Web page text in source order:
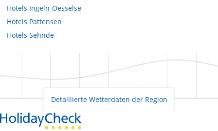
Hotels Ingeln-Oesselse
Hotels Pattensen
Hotels Sehnde
Detaillierte Wetterdaten der Region